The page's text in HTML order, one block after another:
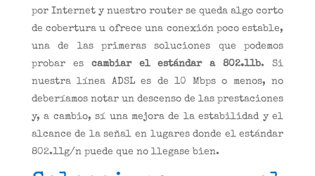
por Internet y nuestro router se queda algo corto
de cobertura u ofrece una conexión poco estable,
una de las primeras soluciones que podemos
probar es cambiar el estándar a 802.11b. Si
nuestra línea ADSL es de 10 Mbps o menos, no
deberíamos notar un descenso de las prestaciones
y, a cambio, sí una mejora de la estabilidad y el
alcance de la señal en lugares donde el estándar
802.11g/n puede que no llegase bien.